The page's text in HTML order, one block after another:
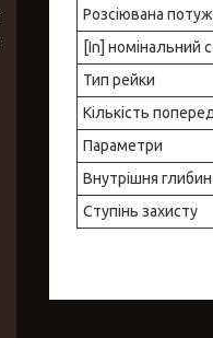
Розсіювана
[In] номінальний
Тип рейки
Кількість
Параметри
Внутрішня
Ступінь захисту